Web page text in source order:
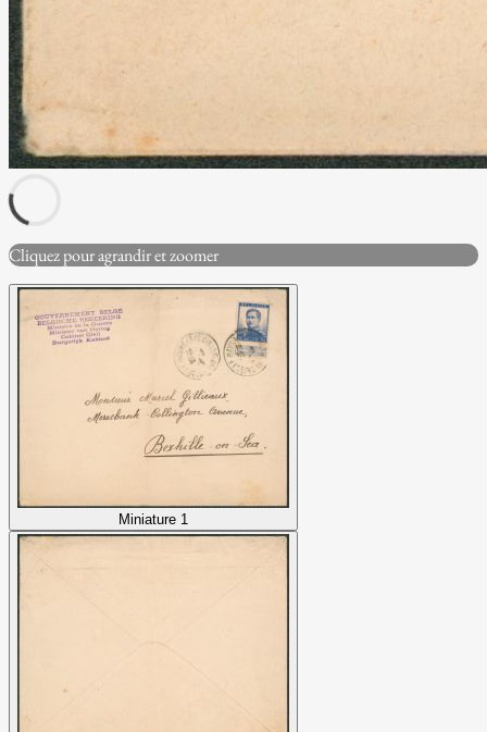
Cliquez pour agrandir et zoomer
Miniature 1